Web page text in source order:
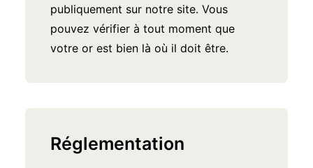
publiquement sur notre site. Vous
pouvez vérifier à tout moment que
votre or est bien là où il doit être.
Réglementation